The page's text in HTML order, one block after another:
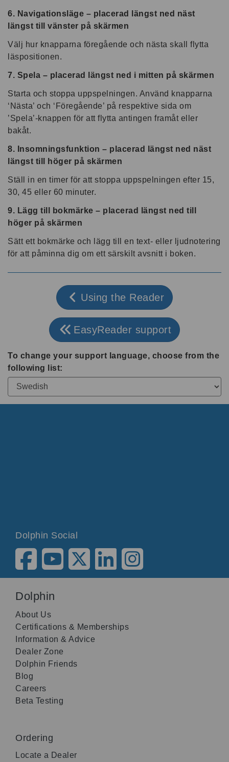
6. Navigationsläge – placerad längst ned näst
längst till vänster på skärmen
Välj hur knapparna föregående och nästa skall flytta
läspositionen.
7. Spela – placerad längst ned i mitten på skärmen
Starta och stoppa uppspelningen. Använd knapparna
‘Nästa’ och ‘Föregående’ på respektive sida om
’Spela’-knappen för att flytta antingen framåt eller
bakåt.
8. Insomningsfunktion – placerad längst ned näst
längst till höger på skärmen
Ställ in en timer för att stoppa uppspelningen efter 15,
30, 45 eller 60 minuter.
9. Lägg till bokmärke – placerad längst ned till
höger på skärmen
Sätt ett bokmärke och lägg till en text- eller ljudnotering
för att påminna dig om ett särskilt avsnitt i boken.
Using the Reader
EasyReader support
To change your support language, choose from the
following list:
Dolphin Social
Dolphin
About Us
Certifications & Memberships
Information & Advice
Dealer Zone
Dolphin Friends
Blog
Careers
Beta Testing
Ordering
Locate a Dealer